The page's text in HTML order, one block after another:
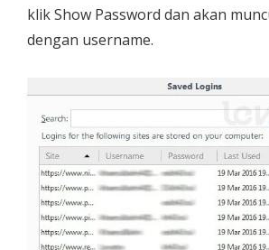
klikShow Password dan akan
dengan username.